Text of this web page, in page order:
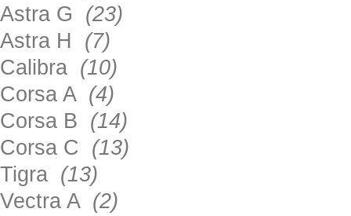
Astra G (23)
Astra H (7)
Calibra (10)
Corsa A (4)
Corsa B (14)
Corsa C (13)
Tigra (13)
Vectra A (2)